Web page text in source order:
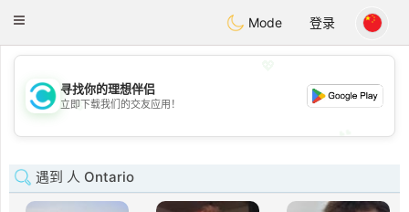
Citas
Toggle
Mode 登录
💖
💕
寻找你的理想伴侣
立即下载我们的交友应用！
遇到 人 Ontario